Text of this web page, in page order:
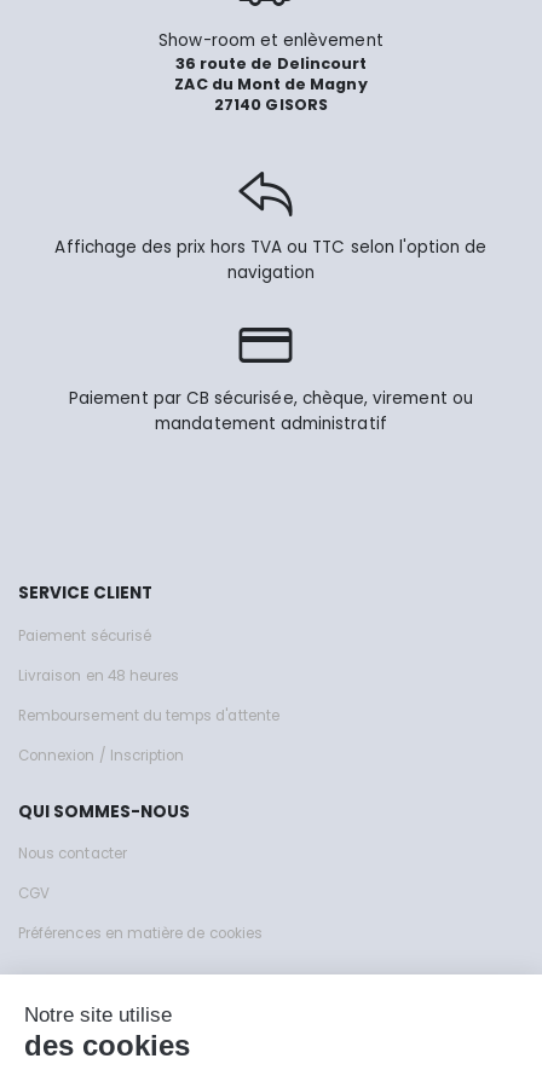
Show-room et enlèvement
36 route de Delincourt
ZAC du Mont de Magny
27140 GISORS
Affichage des prix hors TVA ou TTC selon l'option de
navigation
Paiement par CB sécurisée, chèque, virement ou
mandatement administratif
SERVICE CLIENT
Paiement sécurisé
Livraison en 48 heures
Remboursement du temps d'attente
Connexion / Inscription
QUI SOMMES-NOUS
Nous contacter
CGV
Préférences en matière de cookies